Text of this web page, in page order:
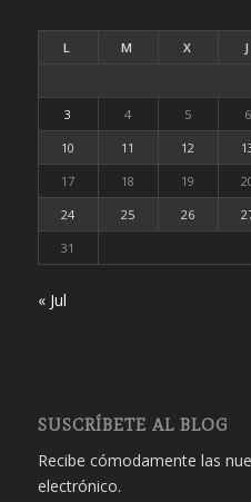
L M X J
3
4 5 6
10
11 12
17
18 19
24
25 26
31
« Jul
SUSCRÍBETE AL BLOG
Recibe cómodamente las
electrónico.